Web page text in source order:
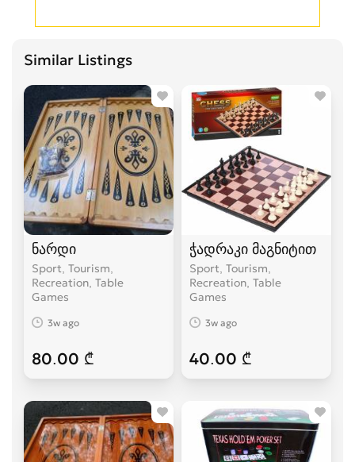
Similar Listings
ნარდი
Sport, Tourism,
Recreation, Table
Games
3w ago
80.00 ₾
ჭადრაკი მაგნიტით
Sport, Tourism,
Recreation, Table
Games
3w ago
40.00 ₾